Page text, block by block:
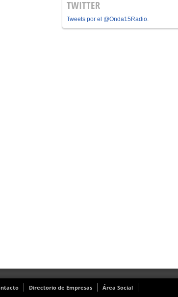
TWITTER
Tweets por el @Onda15Radio.
Directorio de Empresas Área Social